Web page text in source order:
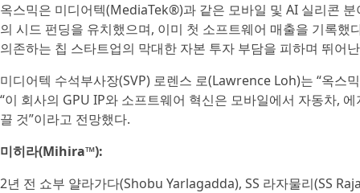
옥스믹은 미디어텍(MediaTek®)과 같은 모바일 및 AI 실리콘
의 시드 펀딩을 유치했으며, 이미 첫 소프트웨어 매출을 기록
의존하는 칩 스타트업의 막대한 자본 투자 부담을 피하며 뛰어
미디어텍 수석부사장(SVP) 로렌스 로(Lawrence Loh)는 “옥스
“이 회사의 GPU IP와 소프트웨어 혁신은 모바일에서 자동차,
끌 것”이라고 전망했다.
미히라(Mihira™):
2년 전 쇼부 얄라가다(Shobu Yarlagadda), SS 라자물리(SS